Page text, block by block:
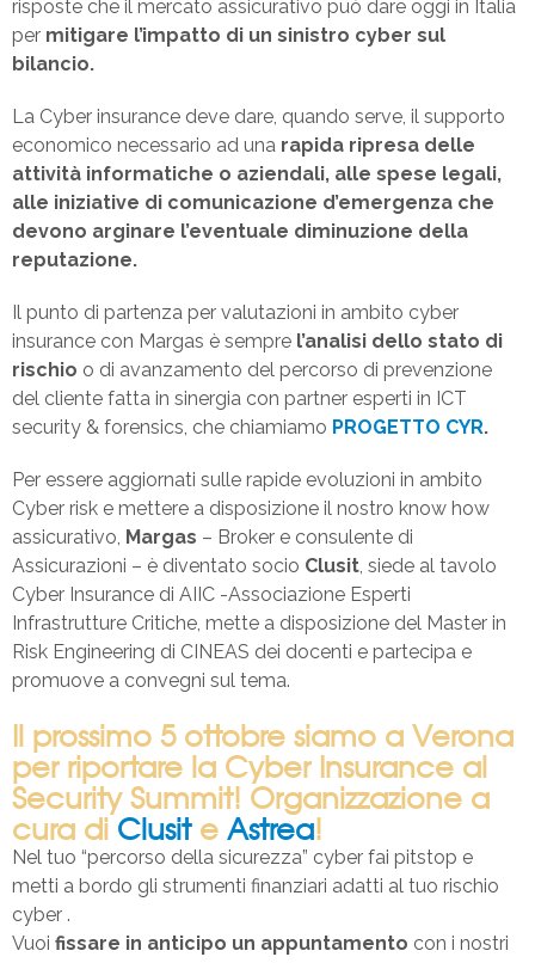
risposte che il mercato assicurativo può dare oggi in Italia
per mitigare l’impatto di un sinistro cyber sul
bilancio.
La Cyber insurance deve dare, quando serve, il supporto
economico necessario ad una rapida ripresa delle
attività informatiche o aziendali, alle spese legali,
alle iniziative di comunicazione d’emergenza che
devono arginare l’eventuale diminuzione della
reputazione.
Il punto di partenza per valutazioni in ambito cyber
insurance con Margas è sempre l’analisi dello stato di
rischio o di avanzamento del percorso di prevenzione
del cliente fatta in sinergia con partner esperti in ICT
security & forensics, che chiamiamo PROGETTO CYR.
Per essere aggiornati sulle rapide evoluzioni in ambito
Cyber risk e mettere a disposizione il nostro know how
assicurativo, Margas – Broker e consulente di
Assicurazioni – è diventato socio Clusit, siede al tavolo
Cyber Insurance di AIIC -Associazione Esperti
Infrastrutture Critiche, mette a disposizione del Master in
Risk Engineering di CINEAS dei docenti e partecipa e
promuove a convegni sul tema.
Il prossimo 5 ottobre siamo a Verona
per riportare la Cyber Insurance al
Security Summit! Organizzazione a
cura diClusiteAstrea!
Nel tuo “percorso della sicurezza” cyber fai pitstop e
metti a bordo gli strumenti finanziari adatti al tuo rischio
cyber .
Vuoi fissare in anticipo un appuntamento con i nostri